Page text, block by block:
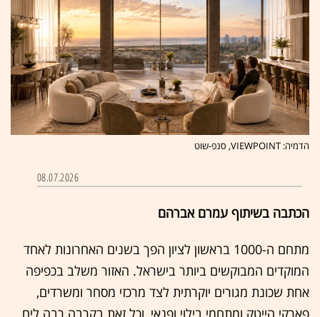
הדמיה: VIEWPOINT, סנפ-שוט
08.07.2026
הכתבה בשיתוף עמרם אברהם
מתחם ה-1000 בראשון לציון הפך בשנים האחרונות לאחד
המוקדים המבוקשים ביותר בישראל. האזור משלב בכפיפה
אחת שכונת מגורים יוקרתית לצד מרכזי מסחר ומשרדים,